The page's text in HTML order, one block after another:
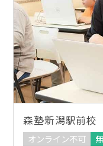
森塾新潟駅前校
オンライン不可